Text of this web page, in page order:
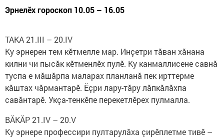
Эрнелӗх гороскоп 10.05 – 16.05
ТАКА 21.III – 20.IV
Ку эрнерен тем кӗтмелле мар. Инçет­ри тăван хăнана
килни чи пысăк кӗтменлӗх пулӗ. Ку канмаллисене савнă
туспа е мăшăрпа маларах планланă пек ирттерме
кăштах чăрмантарӗ. Ӗçри лару-тăру лăпкăлăхпа
савăнтарӗ. Укçа-тенкӗпе перекетлӗрех пулмалла.
ВĂКĂР 21.IV – 20.V
Ку эрнере профессири пултарулăха çирӗплетме тивӗ –